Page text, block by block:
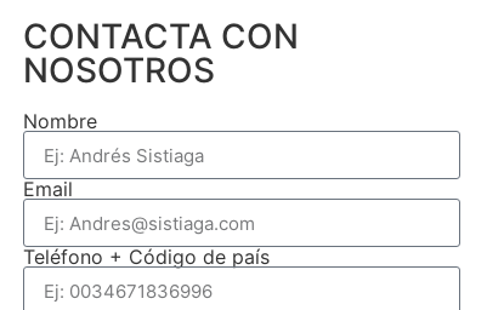
CONTACTA CON
NOSOTROS
Nombre
Email
Teléfono + Código de país